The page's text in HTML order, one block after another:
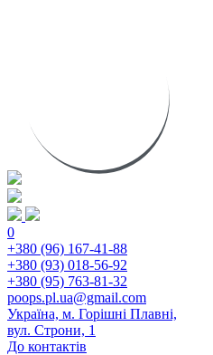
0
+380 (96) 167-41-88
+380 (93) 018-56-92
+380 (95) 763-81-32
poops.pl.ua@gmail.com
Україна, м. Горішні Плавні,
вул. Строни, 1
До контактів